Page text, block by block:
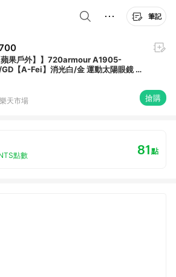
筆記
蘋果戶外】】720armour A1905-
【A-Fei】消光白/金 運動太陽眼鏡 墨
天市場 搶購
點數 81點